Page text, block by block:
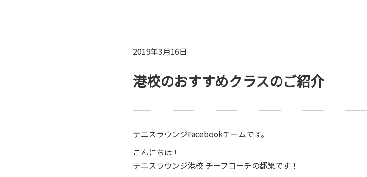
2019年3月16日
港校のおすすめクラスのご紹介
テニスラウンジFacebookチームです。
こんにちは！
テニスラウンジ港校 チーフコーチの都築です！